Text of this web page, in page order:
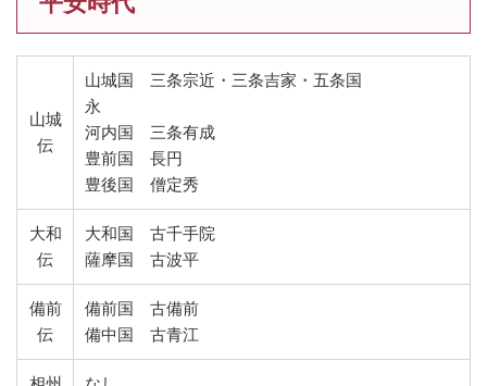
山城
伝
山城国 三条宗近・三条吉家・五条国
永
河内国 三条有成
豊前国 長円
豊後国 僧定秀
大和
伝
大和国 古千手院
薩摩国 古波平
備前
伝
備前国 古備前
備中国 古青江